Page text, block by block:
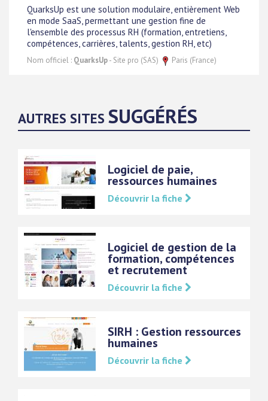
QuarksUp est une solution modulaire, entièrement Web
en mode SaaS, permettant une gestion fine de
l'ensemble des processus RH (formation, entretiens,
compétences, carrières, talents, gestion RH, etc)
Nom officiel : QuarksUp- Site pro (SAS) Paris (France)
AUTRES SITES SUGGÉRÉS
Logiciel de paie,
ressources humaines
Découvrir la fiche
Logiciel de gestion de la
formation, compétences
et recrutement
Découvrir la fiche
SIRH : Gestion ressources
humaines
Découvrir la fiche